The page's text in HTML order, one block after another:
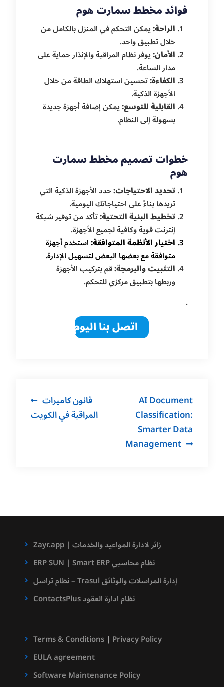
فوائد مخطط سمارت هوم
الراحة:يمكن التحكم في المنزل بالكامل من
خلال تطبيق واحد.
الأمان:يوفر نظام المراقبة والإنذار حماية على
مدار الساعة.
الكفاءة:تحسين استهلاك الطاقة من خلال
الأجهزة الذكية.
القابلية للتوسع:يمكن إضافة أجهزة جديدة
بسهولة إلى النظام.
خطوات تصميم مخطط سمارت
هوم
تحديد الاحتياجات:حدد الأجهزة الذكية التي
تريدها بناءً على احتياجاتك اليومية.
تخطيط البنية التحتية:تأكد من توفير شبكة
إنترنت قوية وكافية لجميع الأجهزة.
اختيار الأنظمة المتوافقة:استخدم أجهزة
متوافقة مع بعضها البعض لتسهيل الإدارة.
التثبيت والبرمجة:قم بتركيب الأجهزة
وربطها بتطبيق مركزي للتحكم.
.
اتصل بنا اليوم
Post
navigation
قانون كاميرات
المراقبة في الكويت
AI Document
Classification:
Smarter Data
Management
Zayr.app | زائر لادارة المواعيد والخدمات
ERP SUN | Smart ERP نظام محاسبي
نظام تراسل – Trasul إدارة المراسلات والوثائق
ContactsPlus نظام ادارة العقود
Terms & Conditions| Privacy Policy
EULA agreement
Software Maintenance Policy